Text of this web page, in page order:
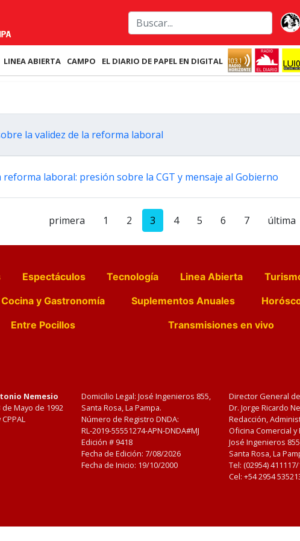
LINEA ABIERTA CAMPO EL DIARIO DE PAPEL EN DIGITAL
la validez de la reforma laboral
laboral: presión sobre la CGT y mensaje al Gobierno
primera 1 2 3 4 5 6 7 última
Espectáculos Tecnología Linea Abierta
Cocina y Gastronomía Suplementos Anuales
Entre Pocillos Transmisiones en vivo
Nemesio
Mayo de 1992
Domicilio Legal: José Ingenieros 855,
Santa Rosa, La Pampa.
Número de Registro DNDA:
RL-2019-55551274-APN-DNDA#MJ
Edición # 9418
Fecha de Edición: 7/08/2026
Fecha de Inicio: 19/10/2000
Director General
Dr. Jorge Ricardo
Redacción,
Oficina Comercial
José Ingenieros
Santa Rosa, La
Tel: (02954)
Cel: +54 2954